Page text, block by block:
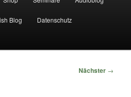
Blog Datenschutz
Nächster →